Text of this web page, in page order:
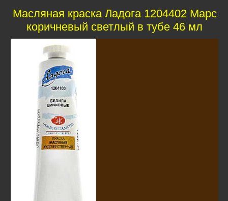
Масляная краска Ладога 1204402 Марс
коричневый светлый в тубе 46 мл